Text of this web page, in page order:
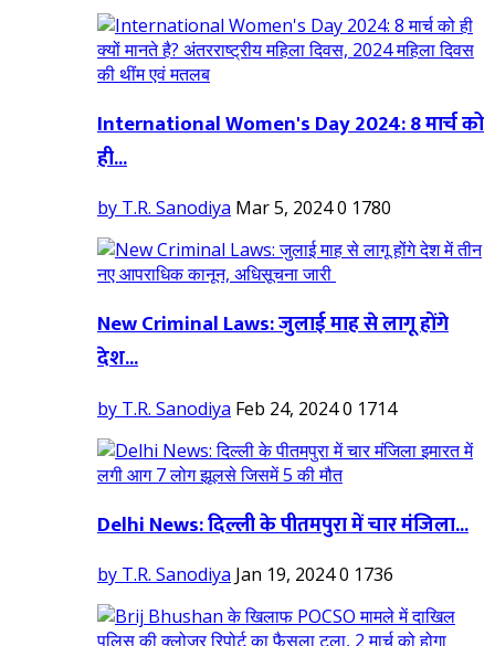
International Women's Day 2024: 8 मार्च को
ही...
by T.R. Sanodiya Mar 5, 20240 1780
New Criminal Laws: जुलाई माह से लागू होंगे
देश...
by T.R. Sanodiya Feb 24, 20240 1714
Delhi News: दिल्ली के पीतमपुरा में चार मंजिला...
by T.R. Sanodiya Jan 19, 20240 1736